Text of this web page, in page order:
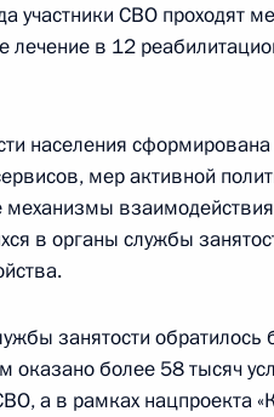
участники СВО проходят
лечение в 12
населения
мер активной
механизмы
в органы службы
занятости обратилось
более 58 тысяч
а в рамках нацпроекта